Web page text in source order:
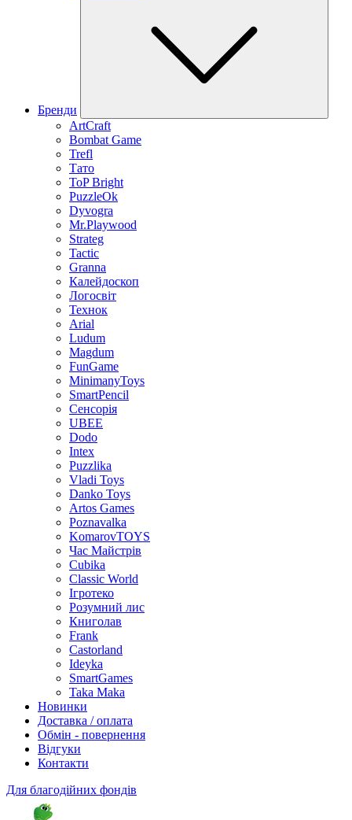
Бренди
ArtCraft
Bombat Game
Trefl
Тато
ToP Bright
PuzzleOk
Dyvogra
Mr.Playwood
Strateg
Tactic
Granna
Калейдоскоп
Логосвіт
Технок
Arial
Ludum
Magdum
FunGame
MinimanyToys
SmartPencil
Сенсорія
UBEE
Dodo
Intex
Puzzlika
Vladi Toys
Danko Toys
Artos Games
Poznavalka
KomarovTOYS
Час Майстрів
Cubika
Classic World
Ігротеко
Розумний лис
Книголав
Frank
Castorland
Ideyka
SmartGames
Taka Maka
Новинки
Доставка / оплата
Обмін - повернення
Відгуки
Контакти
Для благодійних фондів